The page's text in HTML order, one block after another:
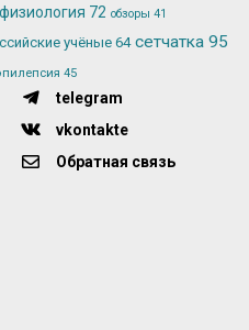
72 обзоры 41
учёные64 сетчатка 95
45
telegram
vkontakte
Обратная связь